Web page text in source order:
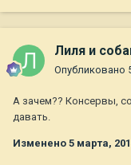
Лиля и
Опубликовано
А зачем?? Консервы,
давать.
Изменено 5 марта,